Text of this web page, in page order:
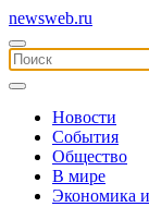
newsweb.ru
Новости
События
Общество
В мире
Экономика